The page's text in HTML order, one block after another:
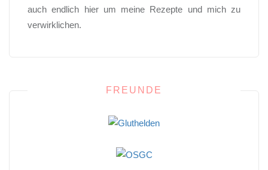
auch endlich hier um meine Rezepte und mich zu
verwirklichen.
FREUNDE